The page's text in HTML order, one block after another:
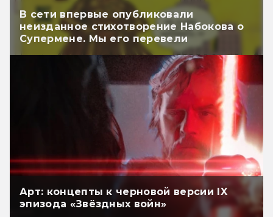
В сети впервые опубликовали
неизданное стихотворение Набокова о
Супермене. Мы его перевели
Арт: концепты к черновой версии IX
эпизода «Звёздных войн»